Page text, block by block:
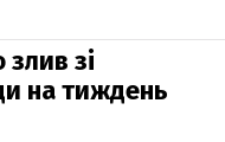
злив зі
на тиждень